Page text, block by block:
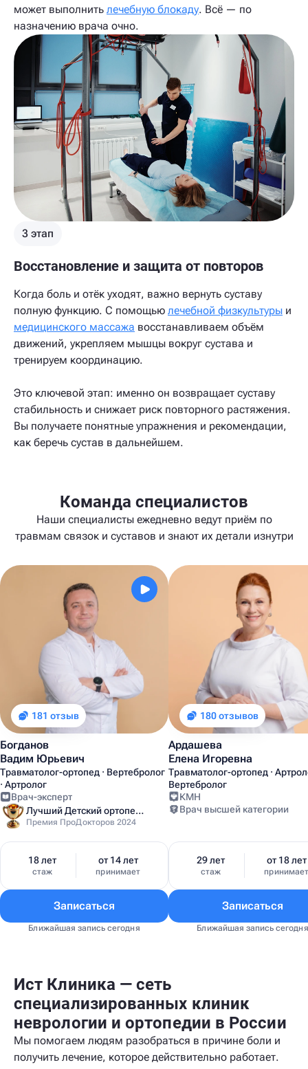
может выполнить лечебную блокаду. Всё — по
назначению врача очно.
3 этап
Восстановление и защита от повторов
Когда боль и отёк уходят, важно вернуть суставу
полную функцию. С помощью лечебной физкультуры и
медицинского массажа восстанавливаем объём
движений, укрепляем мышцы вокруг сустава и
тренируем координацию.
Это ключевой этап: именно он возвращает суставу
стабильность и снижает риск повторного растяжения.
Вы получаете понятные упражнения и рекомендации,
как беречь сустав в дальнейшем.
Команда специалистов
Наши специалисты ежедневно ведут приём по
травмам связок и суставов и знают их детали изнутри
181 отзыв
Богданов
Вадим Юрьевич
Травматолог-ортопед · Вертебролог
· Артролог
Врач-эксперт
Лучший Детский ортопед Москвы
Премия ПроДокторов 2024
18 лет
стаж
от 14 лет
принимает
Записаться
Ближайшая запись сегодня
180 отзывов
Ардашева
Елена Игоревна
Травматолог-ортопед ·
Вертебролог
КМН
Врач высшей категории
29 лет
стаж
от 18 лет
принимает
Записаться
Ближайшая запись сегодня
Ист Клиника — сеть
специализированных клиник
неврологии и ортопедии в России
Мы помогаем людям разобраться в причине боли и
получить лечение, которое действительно работает.